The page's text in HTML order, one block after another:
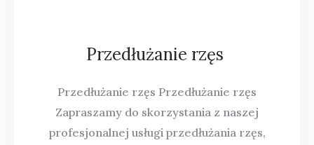
Przedłużanie rzęs
Przedłużanie rzęs Przedłużanie rzęs
Zapraszamy do skorzystania z naszej
profesjonalnej usługi przedłużania rzęs,